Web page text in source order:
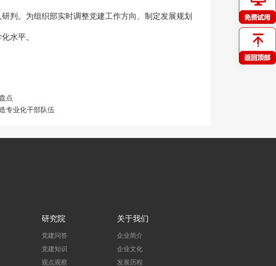
研判。为组织部实时调整党建工作方向、制定发展规划
水平。
点
专业化干部队伍
研究院
党建问答
党建知识
观点观察
关于我们
企业简介
企业文化
发展历程